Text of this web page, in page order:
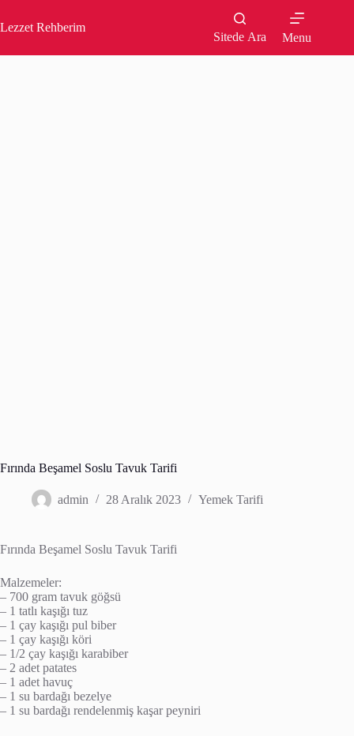
to
content
Lezzet Rehberim
Sitede Ara Menu
Fırında Beşamel Soslu Tavuk Tarifi
admin 28 Aralık 2023 Yemek Tarifi
Fırında Beşamel Soslu Tavuk Tarifi
Malzemeler:
– 700 gram tavuk göğsü
– 1 tatlı kaşığı tuz
– 1 çay kaşığı pul biber
– 1 çay kaşığı köri
– 1/2 çay kaşığı karabiber
– 2 adet patates
– 1 adet havuç
– 1 su bardağı bezelye
– 1 su bardağı rendelenmiş kaşar peyniri